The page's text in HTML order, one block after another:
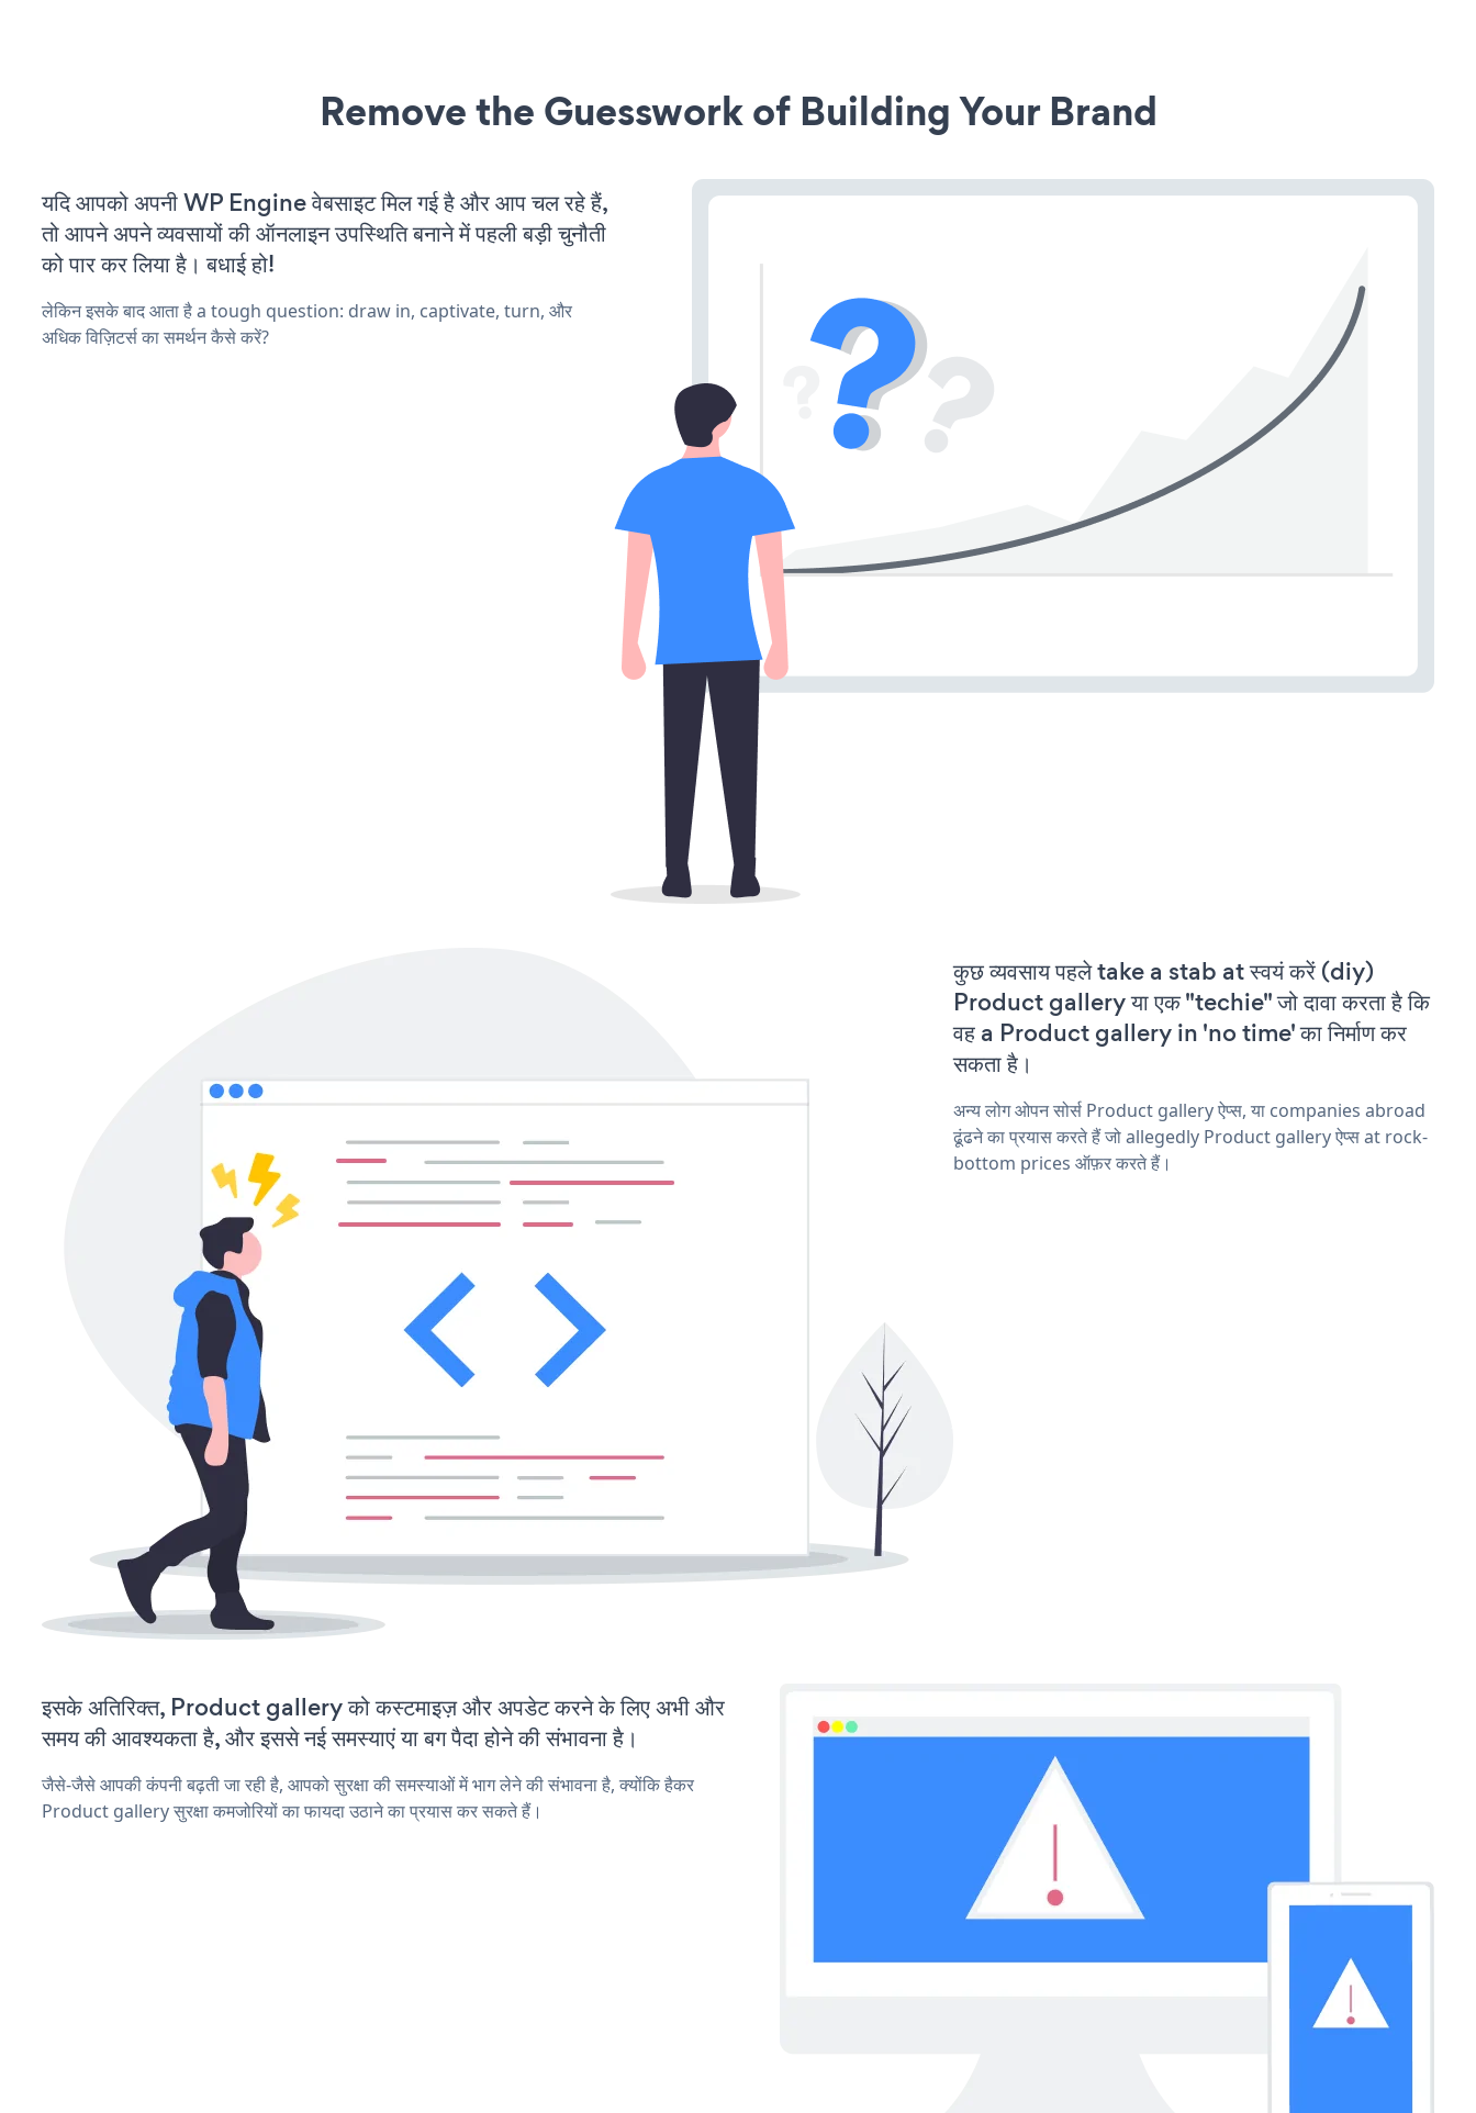
Remove the Guesswork of Building Your Brand
यदि आपको अपनी WP Engine वेबसाइट मिल गई है और आप चल रहे हैं,
तो आपने अपने व्यवसायों की ऑनलाइन उपस्थिति बनाने में पहली बड़ी चुनौती
को पार कर लिया है। बधाई हो!
लेकिन इसके बाद आता है a tough question: draw in, captivate, turn, और
अधिक विज़िटर्स का समर्थन कैसे करें?
कुछ व्यवसाय पहले take a stab at स्वयं करें (diy)
Product gallery या एक "techie" जो दावा करता है कि
वह a Product gallery in 'no time' का निर्माण कर
सकता है।
अन्य लोग ओपन सोर्स Product gallery ऐप्स, या companies abroad
ढूंढने का प्रयास करते हैं जो allegedly Product gallery ऐप्स at rock-
bottom prices ऑफ़र करते हैं।
इसके अतिरिक्त, Product gallery को कस्टमाइज़ और अपडेट करने के लिए अभी और
समय की आवश्यकता है, और इससे नई समस्याएं या बग पैदा होने की संभावना है।
जैसे-जैसे आपकी कंपनी बढ़ती जा रही है, आपको सुरक्षा की समस्याओं में भाग लेने की संभावना है, क्योंकि हैकर
Product gallery सुरक्षा कमजोरियों का फायदा उठाने का प्रयास कर सकते हैं।